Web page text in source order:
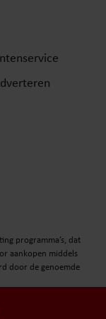
analyse. Deze
die ze hebben
services. U
programma’s, dat
aankopen middels
door de genoemde